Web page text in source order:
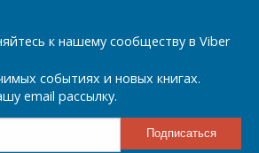
к нашему сообществу в Viber
событиях и новых книгах.
email рассылку.